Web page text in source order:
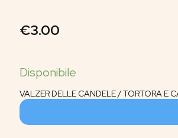
€3.00
VALZER DELLE CANDELE / TORTORA E